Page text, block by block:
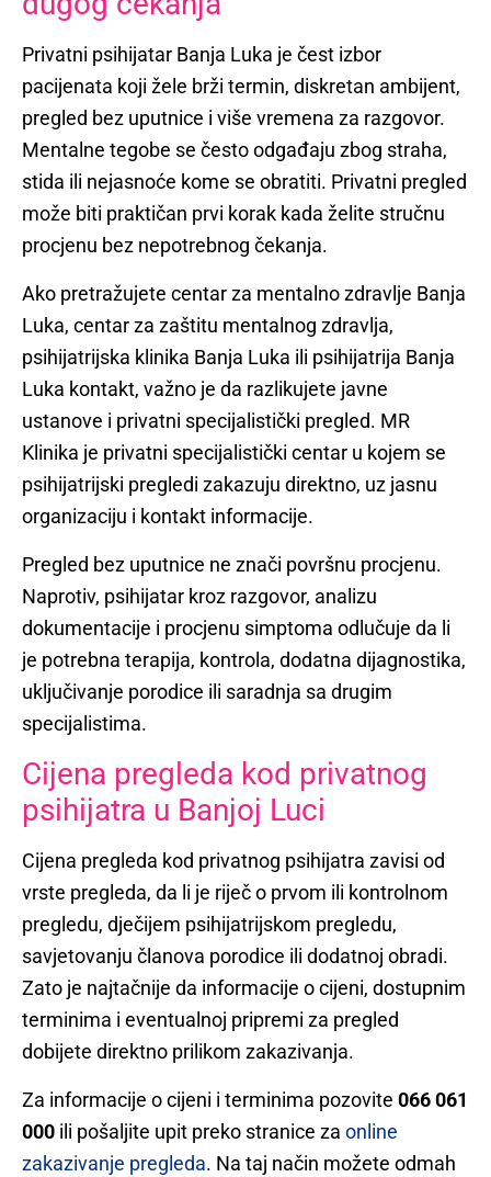
Privatni psihijatar Banja Luka je čest izbor
pacijenata koji žele brži termin, diskretan ambijent,
pregled bez uputnice i više vremena za razgovor.
Mentalne tegobe se često odgađaju zbog straha,
stida ili nejasnoće kome se obratiti. Privatni pregled
može biti praktičan prvi korak kada želite stručnu
procjenu bez nepotrebnog čekanja.
Ako pretražujete centar za mentalno zdravlje Banja
Luka, centar za zaštitu mentalnog zdravlja,
psihijatrijska klinika Banja Luka ili psihijatrija Banja
Luka kontakt, važno je da razlikujete javne
ustanove i privatni specijalistički pregled. MR
Klinika je privatni specijalistički centar u kojem se
psihijatrijski pregledi zakazuju direktno, uz jasnu
organizaciju i kontakt informacije.
Pregled bez uputnice ne znači površnu procjenu.
Naprotiv, psihijatar kroz razgovor, analizu
dokumentacije i procjenu simptoma odlučuje da li
je potrebna terapija, kontrola, dodatna dijagnostika,
uključivanje porodice ili saradnja sa drugim
specijalistima.
Cijena pregleda kod privatnog
psihijatra u Banjoj Luci
Cijena pregleda kod privatnog psihijatra zavisi od
vrste pregleda, da li je riječ o prvom ili kontrolnom
pregledu, dječijem psihijatrijskom pregledu,
savjetovanju članova porodice ili dodatnoj obradi.
Zato je najtačnije da informacije o cijeni, dostupnim
terminima i eventualnoj pripremi za pregled
dobijete direktno prilikom zakazivanja.
Za informacije o cijeni i terminima pozovite 066 061
000 ili pošaljite upit preko stranice za online
zakazivanje pregleda. Na taj način možete odmah